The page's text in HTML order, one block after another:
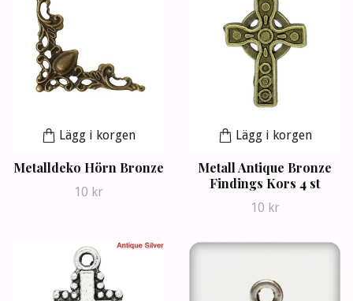
Lägg i korgen
Metalldeko Hörn Bronze
10 kr
Lägg i korgen
Metall Antique Bronze
Findings Kors 4 st
10 kr